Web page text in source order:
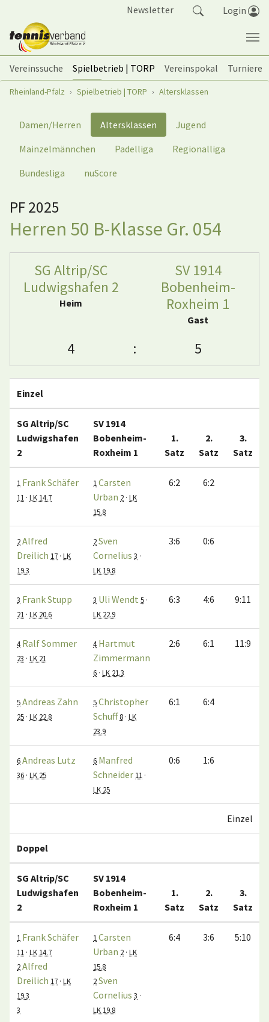
Newsletter Login
Vereinssuche Spielbetrieb | TORP Vereinspokal
Turniere
Sie sind hier:
Rheinland-Pfalz Spielbetrieb | TORP Altersklassen
Damen/Herren Altersklassen
Jugend
Mainzelmännchen
Padelliga
Regionalliga
Bundesliga
nuScore
PF 2025
Herren 50 B-Klasse Gr. 054
SG Altrip/SC
Ludwigshafen 2
Heim
SV 1914
Bobenheim-
Roxheim 1
Gast
4 : 5
Einzel
SG Altrip/SC
Ludwigshafen
2
SV 1914
Bobenheim-
Roxheim 1
1.
Satz
2.
Satz
3.
Satz
1 Frank Schäfer
11 · LK 14.7
1 Carsten
Urban 2 · LK
15.8
6:2 6:2
2Alfred
Dreilich 17 · LK
19.3
2Sven
Cornelius 3 ·
LK 19.8
3:6 0:6
3 Frank Stupp
21 · LK 20.6
3 Uli Wendt 5 ·
LK 22.9
6:3 4:6 9:11
4 Ralf Sommer
23 · LK 21
4 Hartmut
Zimmermann
6 · LK 21.3
2:6 6:1 11:9
5Andreas Zahn
25 · LK 22.8
5Christopher
Schuff 8 · LK
23.9
6:1 6:4
6Andreas Lutz
36 · LK 25
6 Manfred
Schneider 11 ·
LK 25
0:6 1:6
Einzel
Doppel
SG Altrip/SC
Ludwigshafen
2
SV 1914
Bobenheim-
Roxheim 1
1.
Satz
2.
Satz
3.
Satz
1 Frank Schäfer
11 · LK 14.7
2Alfred
Dreilich 17 · LK
19.3
3
1 Carsten
Urban 2 · LK
15.8
2Sven
Cornelius 3 ·
LK 19.8
6:4 3:6 5:10